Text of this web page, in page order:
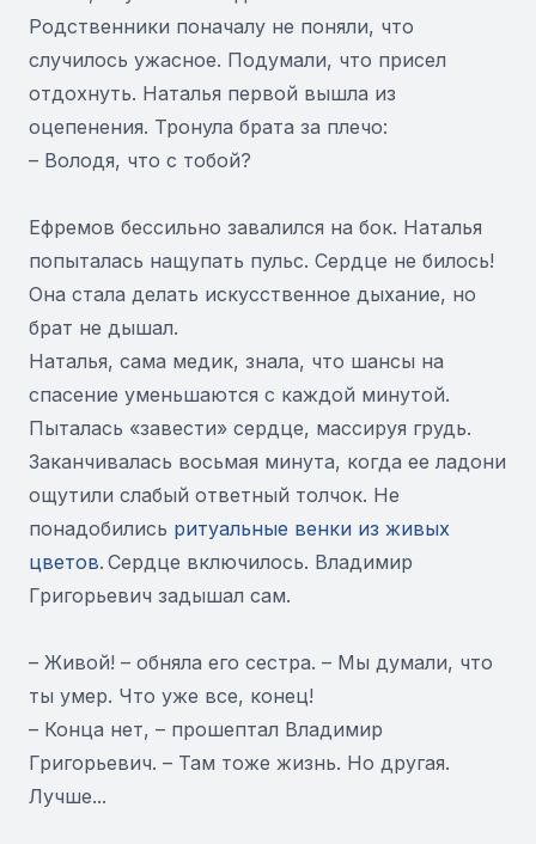
Родственники поначалу не поняли, что
случилось ужасное. Подумали, что присел
отдохнуть. Наталья первой вышла из
оцепенения. Тронула брата за плечо:
– Володя, что с тобой?
Ефремов бессильно завалился на бок. Наталья
попыталась нащупать пульс. Сердце не билось!
Она стала делать искусственное дыхание, но
брат не дышал.
Наталья, сама медик, знала, что шансы на
спасение уменьшаются с каждой минутой.
Пыталась «завести» сердце, массируя грудь.
Заканчивалась восьмая минута, когда ее ладони
ощутили слабый ответный толчок. Не
понадобились ритуальные венки из живых
цветов. Сердце включилось. Владимир
Григорьевич задышал сам.
– Живой! – обняла его сестра. – Мы думали, что
ты умер. Что уже все, конец!
– Конца нет, – прошептал Владимир
Григорьевич. – Там тоже жизнь. Но другая.
Лучше...